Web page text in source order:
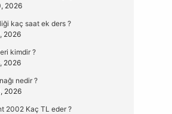
2026
kaç saat ek ders ?
2026
kimdir ?
2026
nedir ?
2026
2002 Kaç TL eder ?